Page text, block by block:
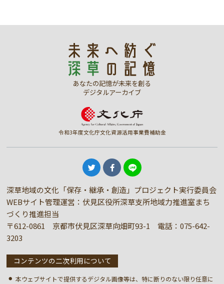
あなたの記憶が未来を創る
デジタルアーカイブ
令和3年度文化庁文化資源活用事業費補助金
深草地域の文化「保存・継承・創造」プロジェクト実行委員会
WEBサイト管理運営：伏見区役所深草支所地域力推進室まち
づくり推進担当
〒612-0861 京都市伏見区深草向畑町93-1 電話：075-642-
3203
コンテンツの二次利用について
本ウェブサイトで提供するデジタル画像等は、特に断りのない限り任意に